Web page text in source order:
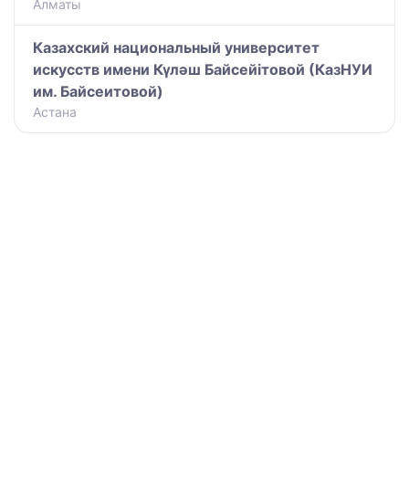
Алматы
Казахский национальный университет
искусств имени Күләш Байсейітовой (КазНУИ
им. Байсеитовой)
Астана